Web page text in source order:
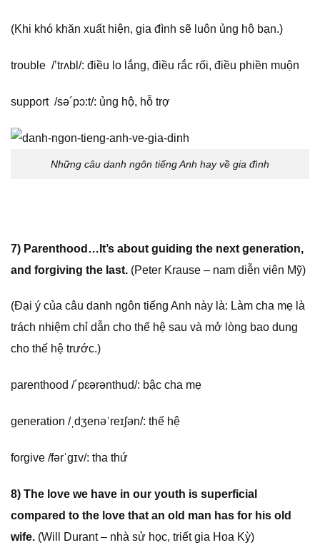
(Khi khó khăn xuất hiện, gia đình sẽ luôn ủng hộ bạn.)
trouble /’trʌbl/: điều lo lắng, điều rắc rối, điều phiền muộn
support /sə´pɔ:t/: ủng hộ, hỗ trợ
Những câu danh ngôn tiếng Anh hay về gia đình
7) Parenthood…It’s about guiding the next generation,
and forgiving the last. (Peter Krause – nam diễn viên Mỹ)
(Đại ý của câu danh ngôn tiếng Anh này là: Làm cha mẹ là
trách nhiệm chỉ dẫn cho thế hệ sau và mở lòng bao dung
cho thế hệ trước.)
parenthood /´pɛərənthud/: bậc cha mẹ
generation /ˌdʒenəˈreɪʃən/: thế hệ
forgive /fərˈgɪv/: tha thứ
8) The love we have in our youth is superficial
compared to the love that an old man has for his old
wife. (Will Durant – nhà sử học, triết gia Hoa Kỳ)